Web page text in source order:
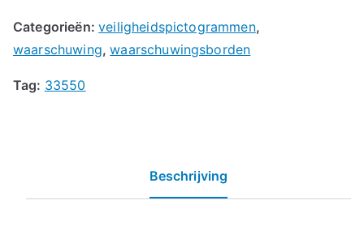
Categorieën:veiligheidspictogrammen,
waarschuwing,waarschuwingsborden
Tag: 33550
Beschrijving